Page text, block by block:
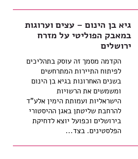
גיא בן הינום – עצים וערוגות
במאבק הפוליטי על מזרח
ירושלים
הקדמה מסמך זה עוסק בתהליכים
לפיתוח התיירות המתרחשים
בשנים האחרונות בגיא בן הינום
ומשמשים את הרשויות
הישראליות ועמותת הימין אלע"ד
להרחבת שליטתן באגן ההיסטורי
בירושלים וכפועל יוצא לדחיקת
הפלסטינים. בצד...